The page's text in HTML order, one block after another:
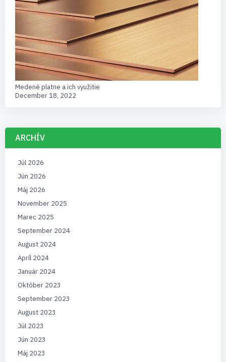
Medené platne a ich využitie
December 18, 2022
ARCHÍV
Júl 2026
Jún 2026
Máj 2026
November 2025
Marec 2025
September 2024
August 2024
Apríl 2024
Január 2024
Október 2023
September 2023
August 2023
Júl 2023
Jún 2023
Máj 2023